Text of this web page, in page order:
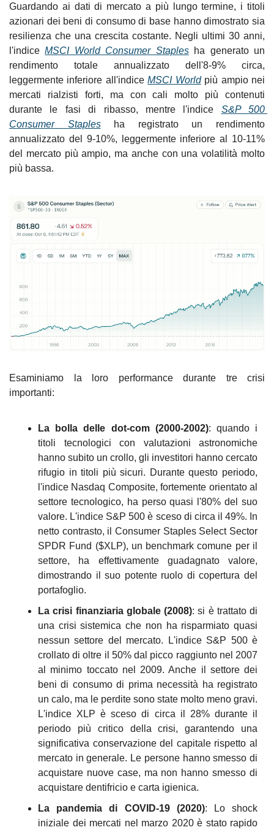
Guardando ai dati di mercato a più lungo termine, i titoli
azionari dei beni di consumo di base hanno dimostrato sia
resilienza che una crescita costante. Negli ultimi 30 anni,
l'indice MSCI World Consumer Staples ha generato un
rendimento totale annualizzato dell'8-9% circa,
leggermente inferiore all'indice MSCI World più ampio nei
mercati rialzisti forti, ma con cali molto più contenuti
durante le fasi di ribasso, mentre l'indice S&P 500
Consumer Staples ha registrato un rendimento
annualizzato del 9-10%, leggermente inferiore al 10-11%
del mercato più ampio, ma anche con una volatilità molto
più bassa.
Esaminiamo la loro performance durante tre crisi
importanti:
La bolla delle dot-com (2000-2002): quando i
titoli tecnologici con valutazioni astronomiche
hanno subito un crollo, gli investitori hanno cercato
rifugio in titoli più sicuri. Durante questo periodo,
l'indice Nasdaq Composite, fortemente orientato al
settore tecnologico, ha perso quasi l'80% del suo
valore. L'indice S&P 500 è sceso di circa il 49%. In
netto contrasto, il Consumer Staples Select Sector
SPDR Fund ($XLP), un benchmark comune per il
settore, ha effettivamente guadagnato valore,
dimostrando il suo potente ruolo di copertura del
portafoglio.
La crisi finanziaria globale (2008): si è trattato di
una crisi sistemica che non ha risparmiato quasi
nessun settore del mercato. L'indice S&P 500 è
crollato di oltre il 50% dal picco raggiunto nel 2007
al minimo toccato nel 2009. Anche il settore dei
beni di consumo di prima necessità ha registrato
un calo, ma le perdite sono state molto meno gravi.
L'indice XLP è sceso di circa il 28% durante il
periodo più critico della crisi, garantendo una
significativa conservazione del capitale rispetto al
mercato in generale. Le persone hanno smesso di
acquistare nuove case, ma non hanno smesso di
acquistare dentifricio e carta igienica.
La pandemia di COVID-19 (2020): Lo shock
iniziale dei mercati nel marzo 2020 è stato rapido